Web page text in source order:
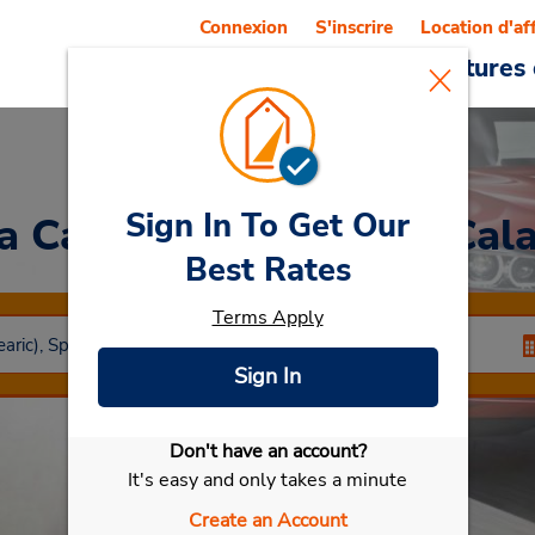
Voitures
Connexion S'inscrire Location
Car at MALLORCA :
Sélectionner ma voiture
Sign In To Get Our
Best Rates
Terms Apply
Sign In
Don't have an account?
It's easy and only takes a minute
Create an Account